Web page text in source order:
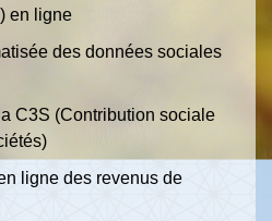
en ligne
des données sociales
C3S (Contribution sociale
ligne des revenus de